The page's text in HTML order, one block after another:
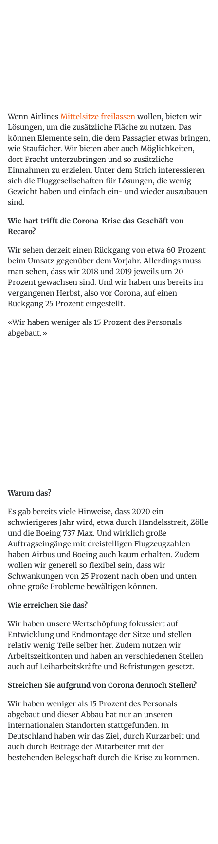
Wenn Airlines Mittelsitze freilassen wollen, bieten wir
Lösungen, um die zusätzliche Fläche zu nutzen. Das
können Elemente sein, die dem Passagier etwas bringen,
wie Staufächer. Wir bieten aber auch Möglichkeiten,
dort Fracht unterzubringen und so zusätzliche
Einnahmen zu erzielen. Unter dem Strich interessieren
sich die Fluggesellschaften für Lösungen, die wenig
Gewicht haben und einfach ein- und wieder auszubauen
sind.
Wie hart trifft die Corona-Krise das Geschäft von
Recaro?
Wir sehen derzeit einen Rückgang von etwa 60 Prozent
beim Umsatz gegenüber dem Vorjahr. Allerdings muss
man sehen, dass wir 2018 und 2019 jeweils um 20
Prozent gewachsen sind. Und wir haben uns bereits im
vergangenen Herbst, also vor Corona, auf einen
Rückgang 25 Prozent eingestellt.
Wir haben weniger als 15 Prozent des Personals
abgebaut.
Warum das?
Es gab bereits viele Hinweise, dass 2020 ein
schwierigeres Jahr wird, etwa durch Handelsstreit, Zölle
und die Boeing 737 Max. Und wirklich große
Auftragseingänge mit dreistelligen Flugzeugzahlen
haben Airbus und Boeing auch kaum erhalten. Zudem
wollen wir generell so flexibel sein, dass wir
Schwankungen von 25 Prozent nach oben und unten
ohne große Probleme bewältigen können.
Wie erreichen Sie das?
Wir haben unsere Wertschöpfung fokussiert auf
Entwicklung und Endmontage der Sitze und stellen
relativ wenig Teile selber her. Zudem nutzen wir
Arbeitszeitkonten und haben an verschiedenen Stellen
auch auf Leiharbeitskräfte und Befristungen gesetzt.
Streichen Sie aufgrund von Corona dennoch Stellen?
Wir haben weniger als 15 Prozent des Personals
abgebaut und dieser Abbau hat nur an unseren
internationalen Standorten stattgefunden. In
Deutschland haben wir das Ziel, durch Kurzarbeit und
auch durch Beiträge der Mitarbeiter mit der
bestehenden Belegschaft durch die Krise zu kommen.